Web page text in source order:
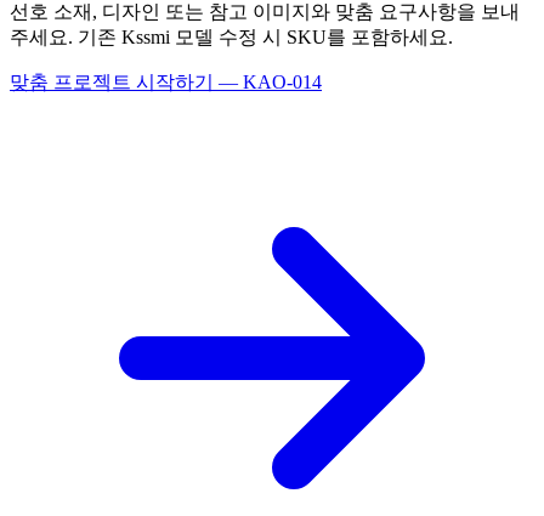
선호 소재, 디자인 또는 참고 이미지와 맞춤 요구사항을 보내
주세요. 기존 Kssmi 모델 수정 시 SKU를 포함하세요.
맞춤 프로젝트 시작하기 — KAO-014